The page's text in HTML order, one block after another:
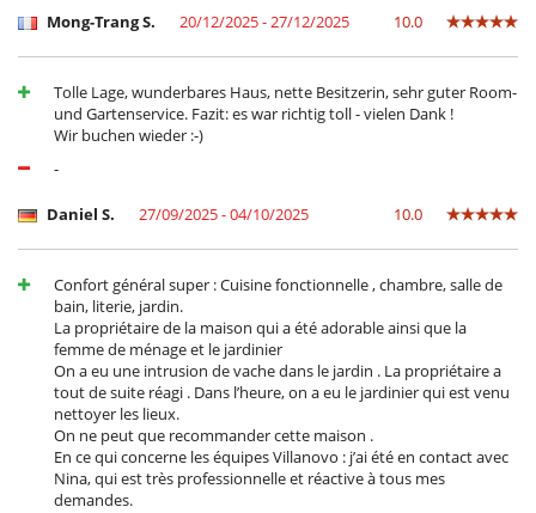
Beheizter Außen-Swimmingpool
Internetzugang (Wifi)
Schwimmbecken-Sicherheitssystem
Spielplatz
Mong-Trang S. 20/12/2025 - 27/12/2025 10.0
Tolle Lage, wunderbares Haus, nette Besitzerin, sehr guter Room-
und Gartenservice. Fazit: es war richtig toll - vielen Dank !
Wir buchen wieder :-)
-
Daniel S. 27/09/2025 - 04/10/2025 10.0
Confort général super : Cuisine fonctionnelle , chambre, salle de
bain, literie, jardin.
La propriétaire de la maison qui a été adorable ainsi que la
femme de ménage et le jardinier
On a eu une intrusion de vache dans le jardin . La propriétaire a
tout de suite réagi . Dans l’heure, on a eu le jardinier qui est venu
nettoyer les lieux.
On ne peut que recommander cette maison .
En ce qui concerne les équipes Villanovo : j’ai été en contact avec
Nina, qui est très professionnelle et réactive à tous mes
demandes.